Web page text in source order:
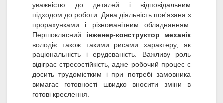
уважністю до деталей і відповідальним
підходом до роботи. Дана діяльність пов'язана з
прорахунками і різноманітним обладнанням.
Першокласний інженер-конструктор механік
володіє також такими рисами характеру, як
раціональність і ерудованість. Важливу роль
відіграє стресостійкість, адже робочий процес є
досить трудомістким і при потребі замовника
вимагає готовності швидко вносити зміни в
готові креслення.